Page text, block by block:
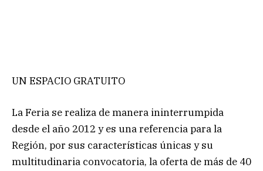
UN ESPACIO GRATUITO
La Feria se realiza de manera ininterrumpida
desde el año 2012 y es una referencia para la
Región, por sus características únicas y su
multitudinaria convocatoria, la oferta de más de 40